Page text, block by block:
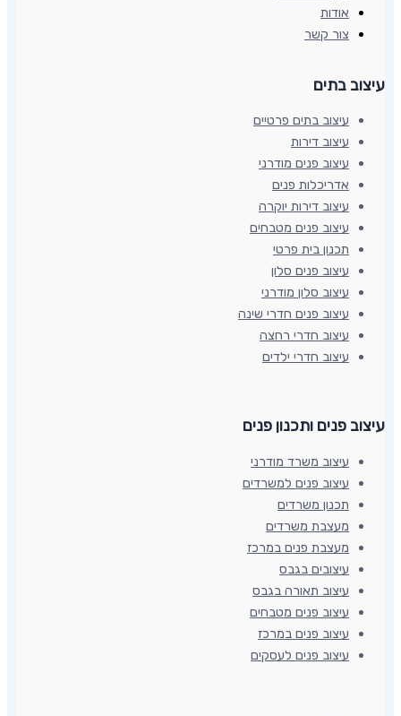
אודות
צור קשר
עיצוב בתים​
עיצוב בתים פרטיים
עיצוב דירות
עיצוב פנים מודרני
אדריכלות פנים
עיצוב דירות יוקרה
עיצוב פנים מטבחים
תכנון בית פרטי
עיצוב פנים סלון
עיצוב סלון מודרני
עיצוב פנים חדרי שינה
עיצוב חדרי רחצה
עיצוב חדרי ילדים
עיצוב פנים ותכנון פנים​
עיצוב משרד מודרני
עיצוב פנים למשרדים
תכנון משרדים
מעצבת משרדים
מעצבת פנים במרכז
עיצובים בגבס
עיצוב תאורה בגבס
עיצוב פנים מטבחים
עיצוב פנים במרכז
עיצוב פנים לעסקים